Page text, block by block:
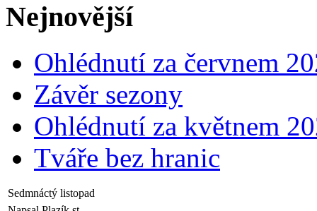
Nejnovější
Ohlédnutí za červnem
Závěr sezony
Ohlédnutí za květnem
Tváře bez hranic
Sedmnáctý listopad